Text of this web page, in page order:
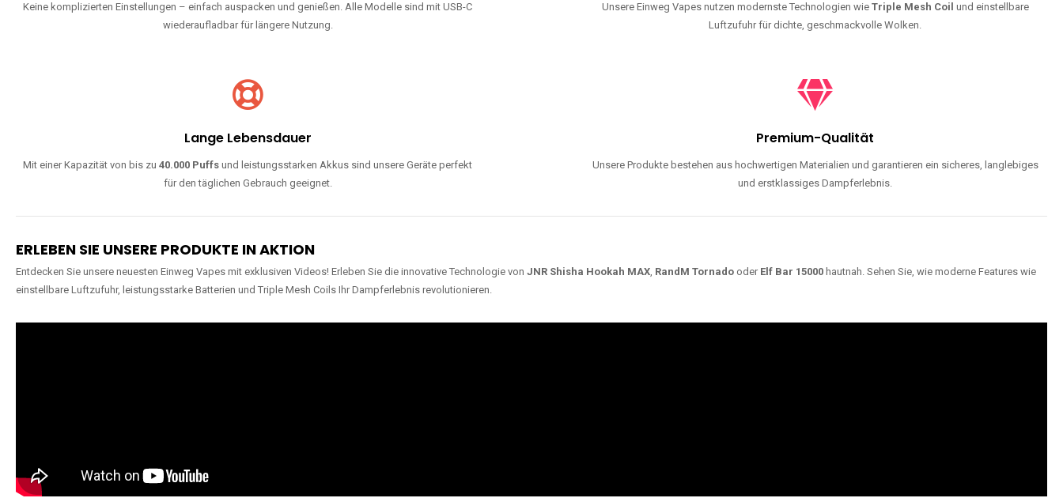
Keine komplizierten Einstellungen – einfach auspacken und genießen. Alle Modelle sind mit USB-C
wiederaufladbar für längere Nutzung.
Unsere Einweg Vapes nutzen modernste Technologien wie Triple Mesh Coil und einstellbare
Luftzufuhr für dichte, geschmackvolle Wolken.
Lange Lebensdauer
Mit einer Kapazität von bis zu40.000 Puffs und leistungsstarken Akkus sind unsere Geräte perfekt
für den täglichen Gebrauch geeignet.
Premium-Qualität
Unsere Produkte bestehen aus hochwertigen Materialien und garantieren ein sicheres, langlebiges
und erstklassiges Dampferlebnis.
ERLEBEN SIE UNSERE PRODUKTE IN AKTION
Entdecken Sie unsere neuesten Einweg Vapes mit exklusiven Videos! Erleben Sie die innovative Technologie von JNR Shisha Hookah MAX, RandM Tornado oder Elf Bar 15000 hautnah. Sehen Sie, wie moderne Features wie
einstellbare Luftzufuhr, leistungsstarke Batterien und Triple Mesh Coils Ihr Dampferlebnis revolutionieren.